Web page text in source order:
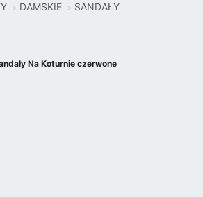
DAMSKIE SANDAŁY
Na Koturnie czerwone